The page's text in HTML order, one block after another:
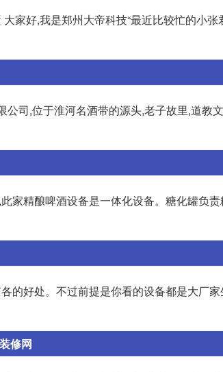
家好,我是郑州大帝科技“最近比较忙的小
公司,位于淮河名酒带的源头,老子故里,道教
家精酿啤酒设备是一体化设备。糖化罐负
的好处。不过前提是你看的设备都是大厂
修网